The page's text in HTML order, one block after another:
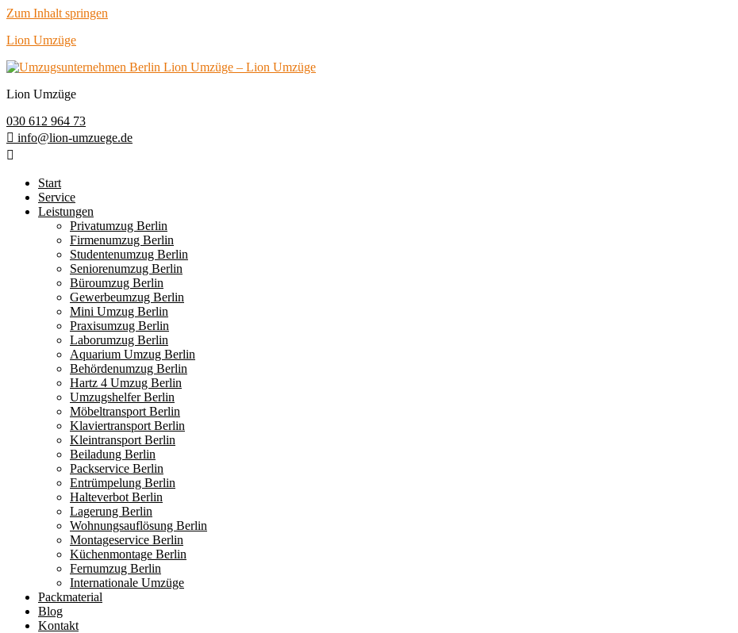
Zum Inhalt springen
Lion Umzüge
Lion Umzüge
030 612 964 73
info@lion-umzuege.de
Start
Service
Leistungen
Privatumzug Berlin
Firmenumzug Berlin
Studentenumzug Berlin
Seniorenumzug Berlin
Büroumzug Berlin
Gewerbeumzug Berlin
Mini Umzug Berlin
Praxisumzug Berlin
Laborumzug Berlin
Aquarium Umzug Berlin
Behördenumzug Berlin
Hartz 4 Umzug Berlin
Umzugshelfer Berlin
Möbeltransport Berlin
Klaviertransport Berlin
Kleintransport Berlin
Beiladung Berlin
Packservice Berlin
Entrümpelung Berlin
Halteverbot Berlin
Lagerung Berlin
Wohnungsauflösung Berlin
Montageservice Berlin
Küchenmontage Berlin
Fernumzug Berlin
Internationale Umzüge
Packmaterial
Blog
Kontakt